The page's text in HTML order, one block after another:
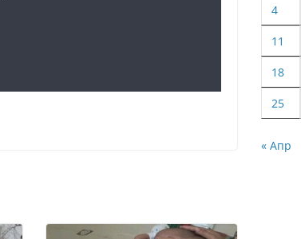
4
11
18
25
« Апр